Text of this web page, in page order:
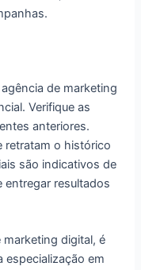
de marketing
Verifique as
anteriores.
retratam o histórico
são indicativos de
entregar resultados
marketing digital, é
especialização em